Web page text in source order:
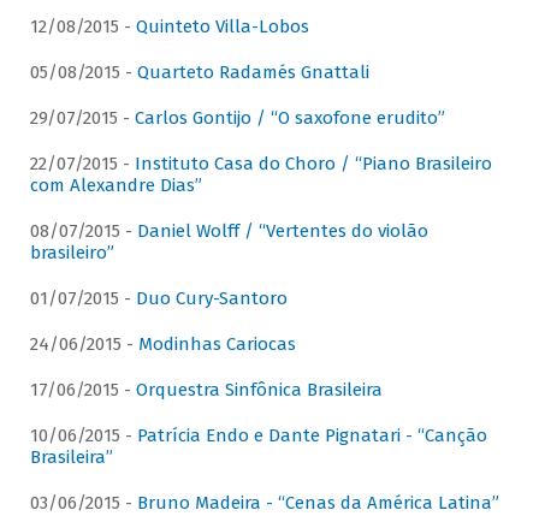
12/08/2015 - Quinteto Villa-Lobos
05/08/2015 - Quarteto Radamés Gnattali
29/07/2015 - Carlos Gontijo / “O saxofone erudito”
22/07/2015 - Instituto Casa do Choro / “Piano Brasileiro
com Alexandre Dias”
08/07/2015 - Daniel Wolff / “Vertentes do violão
brasileiro”
01/07/2015 - Duo Cury-Santoro
24/06/2015 - Modinhas Cariocas
17/06/2015 - Orquestra Sinfônica Brasileira
10/06/2015 - Patrícia Endo e Dante Pignatari - “Canção
Brasileira”
03/06/2015 - Bruno Madeira - “Cenas da América Latina”